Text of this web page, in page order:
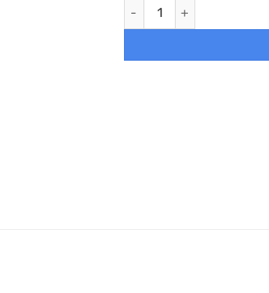
Cubo basura de cocina